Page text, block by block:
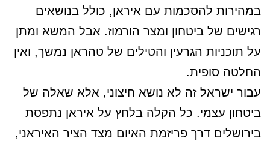
במהירות להסכמות עם איראן, כולל בנושאים
רגישים של ביטחון ומצר הורמוז. אבל המשא ומתן
על תוכניות הגרעין והטילים של טהראן נמשך, ואין
החלטה סופית.
עבור ישראל זה לא נושא חיצוני, אלא שאלה של
ביטחון עצמי. כל הקלה בלחץ על איראן נתפסת
בירושלים דרך פריזמת האיום מצד הציר האיראני,